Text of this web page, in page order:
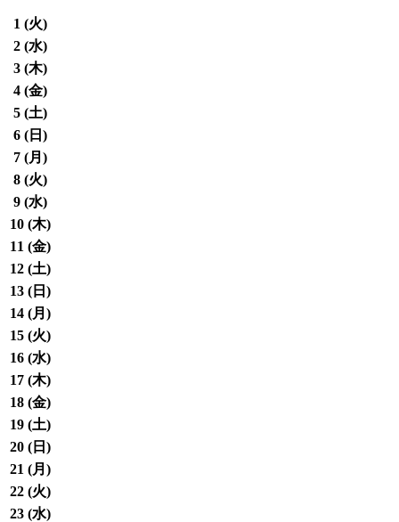
1 (火)
2 (水)
3 (木)
4 (金)
5 (土)
6 ( 日 )
7 (月 )
8 (火)
9 (水)
10 (木)
11 (金)
12 (土)
13 ( 日 )
14 (月 )
15 (火)
16 (水)
17 (木)
18 (金)
19 (土)
20 ( 日 )
21 (月 )
22 (火)
23 (水)